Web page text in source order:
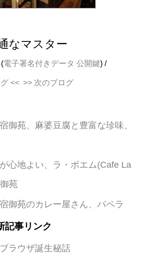
なマスター
(電子署名付きデータ 公開鍵) /
<< >> 次のブログ
御苑、麻婆豆腐と豊富な珍味、
心地よい、ラ・ボエム(Cafe La
苑
御苑のカレー屋さん、パペラ
記事リンク
ラウザ誕生秘話